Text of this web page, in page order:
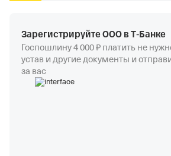
Зарегистрируйте ООО в Т‑Банке
Госпошлину 4 000 ₽ платить не
устав и другие документы и
за вас